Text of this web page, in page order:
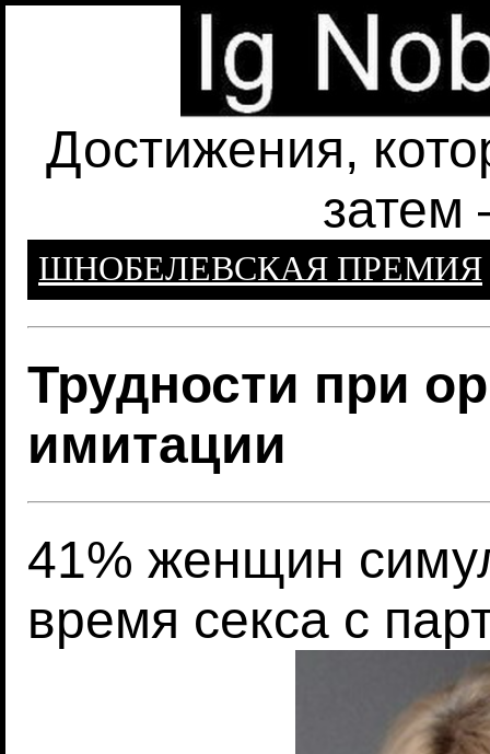
Достижения,
затем
ШНОБЕЛЕВСКАЯ ПРЕМИЯ
Трудности при
имитации
41% женщин
время секса с